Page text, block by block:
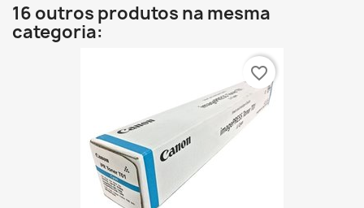
16 outros produtos na mesma
categoria:
favorite_border